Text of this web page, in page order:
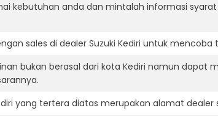
kebutuhan anda dan mintalah informasi
sales di dealer Suzuki Kediri untuk
bukan berasal dari kota Kediri namun dapat
yang tertera diatas merupakan alamat dealer